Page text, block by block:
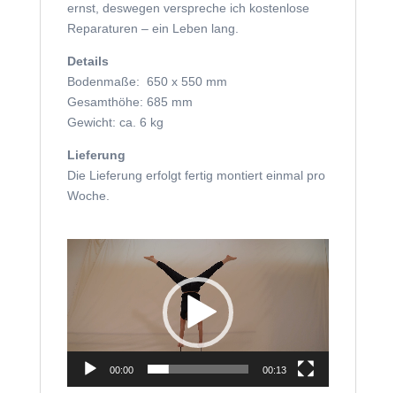
ernst, deswegen verspreche ich kostenlose
Reparaturen – ein Leben lang.
Details
Bodenmaße: 650 x 550 mm
Gesamthöhe: 685 mm
Gewicht: ca. 6 kg
Lieferung
Die Lieferung erfolgt fertig montiert einmal pro
Woche.
Video-
00:00 00:13